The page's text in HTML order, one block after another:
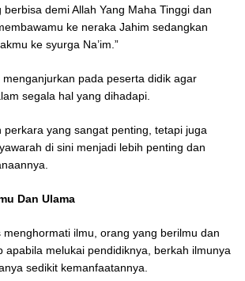
demi Allah Yang Maha Tinggi dan
ke neraka Jahim sedangkan
ke syurga Na’im.”
menganjurkan pada peserta didik agar
segala hal yang dihadapi.
perkara yang sangat penting, tetapi juga
di sini menjadi lebih penting dan
Dan Ulama
menghormati ilmu, orang yang berilmu dan
apabila melukai pendidiknya, berkah ilmunya
sedikit kemanfaatannya.